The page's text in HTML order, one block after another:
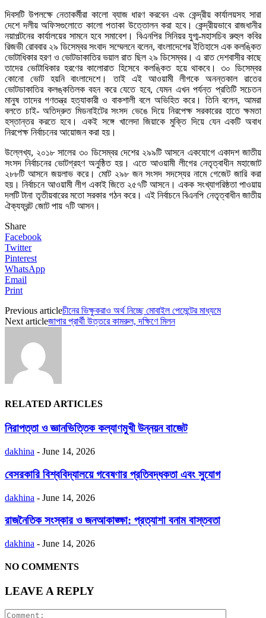
দিবসটি উপলক্ষে নেতাকর্মীরা কালো ব্যাজ ধারণ করবেন এবং কেন্দ্রীয় কার্যালয়সহ সারা
দেশে দলীয় অফিসগুলোতে কালো পতাকা উত্তোলন করা হবে। কেন্দ্রীয়ভাবে রাজধানীর
নয়াপল্টনের কার্যালয়ের সামনে হবে সমাবেশ। বিএনপির সিনিয়র যুগ্ম-মহাসচিব রুহুল কবির
রিজভী রোববার ২৯ ডিসেম্বর সংবাদ সম্মেলনে বলেন, বাংলাদেশের ইতিহাসে এক কলঙ্কিত
ভোটাধিকার হরণ ও ভোটডাকাতির ভয়াল রাত ছিল ২৯ ডিসেম্বর। এ রাত দেশবাসীর কাছে
তাদের ভোটাধিকার হরণের কালোরাত হিসেবে কলঙ্কিত হয়ে থাকবে। ৩০ ডিসেম্বর
কোনো ভোট হয়নি বাংলাদেশে। তাই এই আওয়ামী লীগকে অনন্তকাল রাতের
ভোটডাকাতির কলঙ্কতিলক বহন করে যেতে হবে, যেমন এখন পর্যন্ত প্রতিটি সচেতন
মানুষ তাদের গণতন্ত্র হত্যাকারী ও বাকশালী বলে অভিহিত করে। তিনি বলেন, আমরা
বলতে চাই- অতিদ্রুত মিডনাইটের সংসদ ভেঙে দিয়ে নিরপেক্ষ সরকারের হাতে ক্ষমতা
হস্তান্তর করতে হবে। একই সঙ্গে খালেদা জিয়াকে মুক্তি দিয়ে যেন একটি অবাধ
নিরপেক্ষ নির্বাচনের আয়োজন করা হয়।
উল্লেখ্য, ২০১৮ সালের ৩০ ডিসেম্বর দেশের ২৯৯টি আসনে একযোগে একাদশ জাতীয়
সংসদ নির্বাচনের ভোটগ্রহণ অনুষ্ঠিত হয়। এতে আওয়ামী লীগের নেতৃত্বাধীন মহাজোট
২৮৮টি আসনে জয়লাভ করে। মোট ২৯৮ জন সংসদ সদস্যের নামে গেজেট জারি করা
হয়। নির্বাচনে আওয়ামী লীগ একাই জিতে ২৫৭টি আসনে। একক সংখ্যাগরিষ্ঠতা পাওয়ায়
দলটি টানা তৃতীয়বারের মতো সরকার গঠন করে। এই নির্বাচনে বিএনপি নেতৃত্বাধীন জাতীয়
ঐক্যফ্রন্ট জোট পায় ৭টি আসন।
Share
Facebook
Twitter
Pinterest
WhatsApp
Email
Print
Previous articleচীনের ভিক্ষুকরাও অর্থ নিচ্ছে মোবাইল পেমেন্টের মাধ্যমে
Next articleজাপার প্রার্থী উত্তরে কামরুল, দক্ষিণে মিলন
RELATED ARTICLES
নিরাপত্তা ও জ্ঞানভিত্তিক কল্যাণমুখী উন্নয়ন বাজেট
dakhina - June 14, 2026
বেসরকারি বিশ্ববিদ্যালয়ে গবেষণার প্রতিবদ্ধকতা এবং সুযোগ
dakhina - June 14, 2026
রাজনৈতিক সংস্কার ও জনআকাঙ্ক্ষা: প্রত্যাশা বনাম বাস্তবতা
dakhina - June 14, 2026
NO COMMENTS
LEAVE A REPLY